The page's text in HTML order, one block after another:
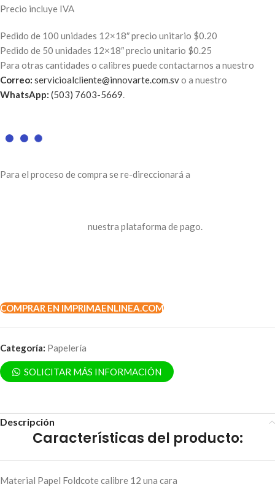
Precio incluye IVA
Pedido de 100 unidades 12×18″ precio unitario $0.20
Pedido de 50 unidades 12×18″ precio unitario $0.25
Para otras cantidades o calibres puede contactarnos a nuestro
Correo: servicioalcliente@innovarte.com.svo a nuestro
WhatsApp: (503) 7603-5669.
Para el proceso de compra se re-direccionará a
nuestra plataforma de pago.
COMPRAR EN IMPRIMAENLINEA.COM
Categoría: Papelería
SOLICITAR MÁS INFORMACIÓN
Descripción
Características del producto:
Material Papel Foldcote calibre 12 una cara